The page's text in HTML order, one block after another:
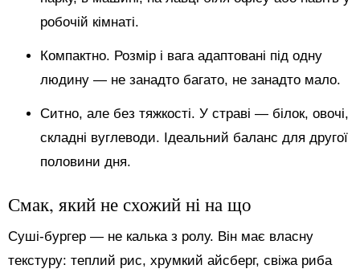
робочій кімнаті.
Компактно. Розмір і вага адаптовані під одну
людину — не занадто багато, не занадто мало.
Ситно, але без тяжкості. У страві — білок, овочі,
складні вуглеводи. Ідеальний баланс для другої
половини дня.
Смак, який не схожий ні на що
Суші-бургер — не калька з ролу. Він має власну
текстуру: теплий рис, хрумкий айсберг, свіжа риба